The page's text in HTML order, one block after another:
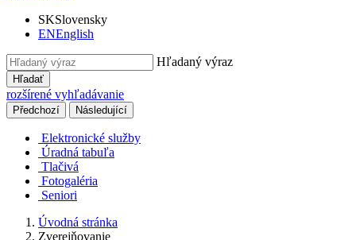
SKSlovensky
ENEnglish
Hľadaný výraz
Hľadať
rozšírené vyhľadávanie
Předchozí Následující
Elektronické služby
Úradná tabuľa
Tlačivá
Fotogaléria
Seniori
Úvodná stránka
Zverejňovanie